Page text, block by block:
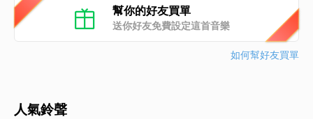
幫你的好友買單
送你好友免費設定這首音樂
如何幫好友買單
人氣鈴聲